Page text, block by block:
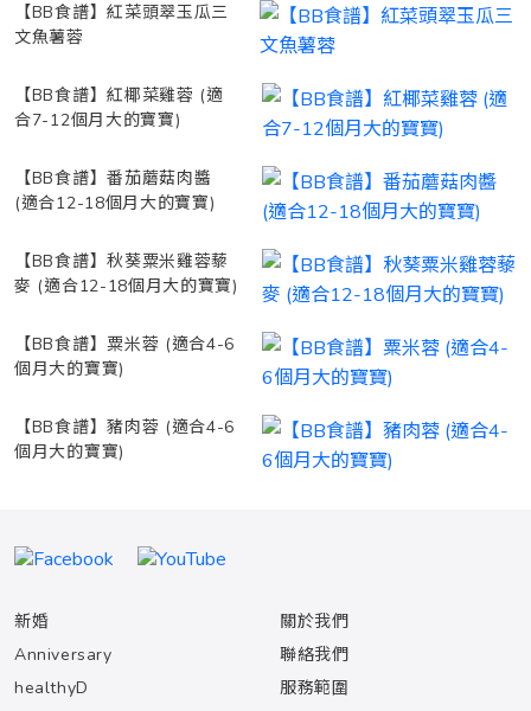
【BB食譜】紅菜頭翠玉瓜三
文魚薯蓉
【BB食譜】紅椰菜雞蓉 (適
合7-12個月大的寶寶)
【BB食譜】番茄蘑菇肉醬
(適合12-18個月大的寶寶)
【BB食譜】秋葵粟米雞蓉藜
麥 (適合12-18個月大的寶寶)
【BB食譜】粟米蓉 (適合4-6
個月大的寶寶)
【BB食譜】豬肉蓉 (適合4-6
個月大的寶寶)
新婚
Anniversary
healthyD
關於我們
聯絡我們
服務範圍